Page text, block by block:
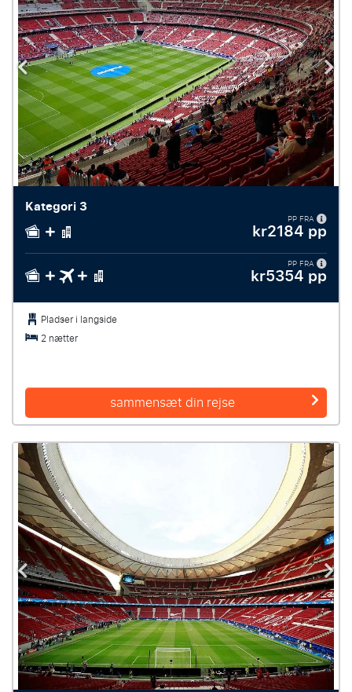
Kategori 3
PP FRA
kr2184 pp
PP FRA
kr5354 pp
Pladser i langside
2 nætter
sammensæt din rejse